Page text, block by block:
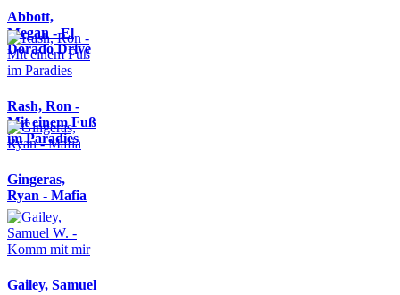
Abbott,
Megan - El
Dorado Drive
Rash, Ron -
Mit einem Fuß
im Paradies
Gingeras,
Ryan - Mafia
Gailey, Samuel